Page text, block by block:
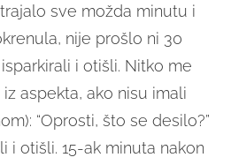
sve možda minutu i
nije prošlo ni 30
i otišli. Nitko me
aspekta, ako nisu imali
“Oprosti, što se desilo?”
i otišli. 15-ak minuta nakon